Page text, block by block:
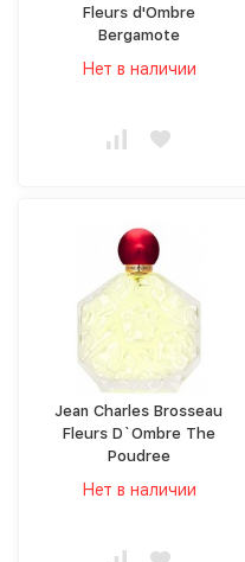
Fleurs d'Ombre
Bergamote
Нет в наличии
Jean Charles Brosseau
Fleurs D`Ombre The
Poudree
Нет в наличии